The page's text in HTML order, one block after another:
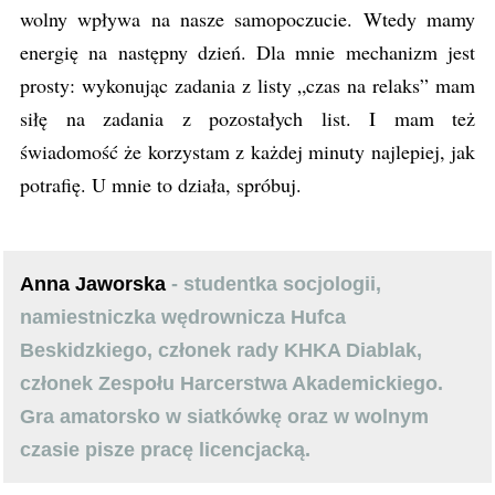
wolny wpływa na nasze samopoczucie. Wtedy mamy
energię na następny dzień. Dla mnie mechanizm jest
prosty: wykonując zadania z listy „czas na relaks” mam
siłę na zadania z pozostałych list. I mam też
świadomość że korzystam z każdej minuty najlepiej, jak
potrafię. U mnie to działa, spróbuj.
Anna Jaworska - studentka socjologii,
namiestniczka wędrownicza Hufca
Beskidzkiego, członek rady KHKA Diablak,
członek Zespołu Harcerstwa Akademickiego.
Gra amatorsko w siatkówkę oraz w wolnym
czasie pisze pracę licencjacką.